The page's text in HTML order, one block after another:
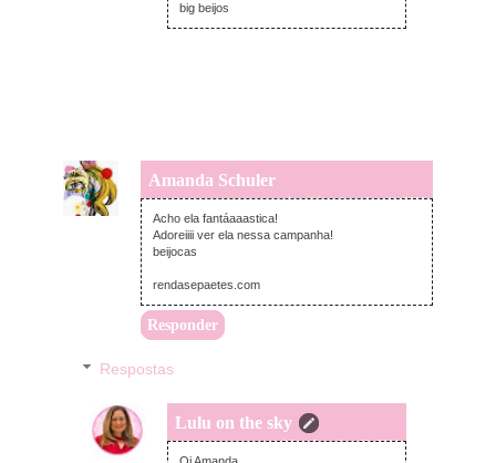
big beijos
Amanda Schuler
quinta-feira, dezembro 11, 2014
Acho ela fantáaaastica!
Adoreiiii ver ela nessa campanha!
beijocas
rendasepaetes.com
Responder
Respostas
Lulu on the sky
sexta-feira, dezembro 12, 2014